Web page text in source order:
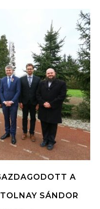
A
SÁNDOR